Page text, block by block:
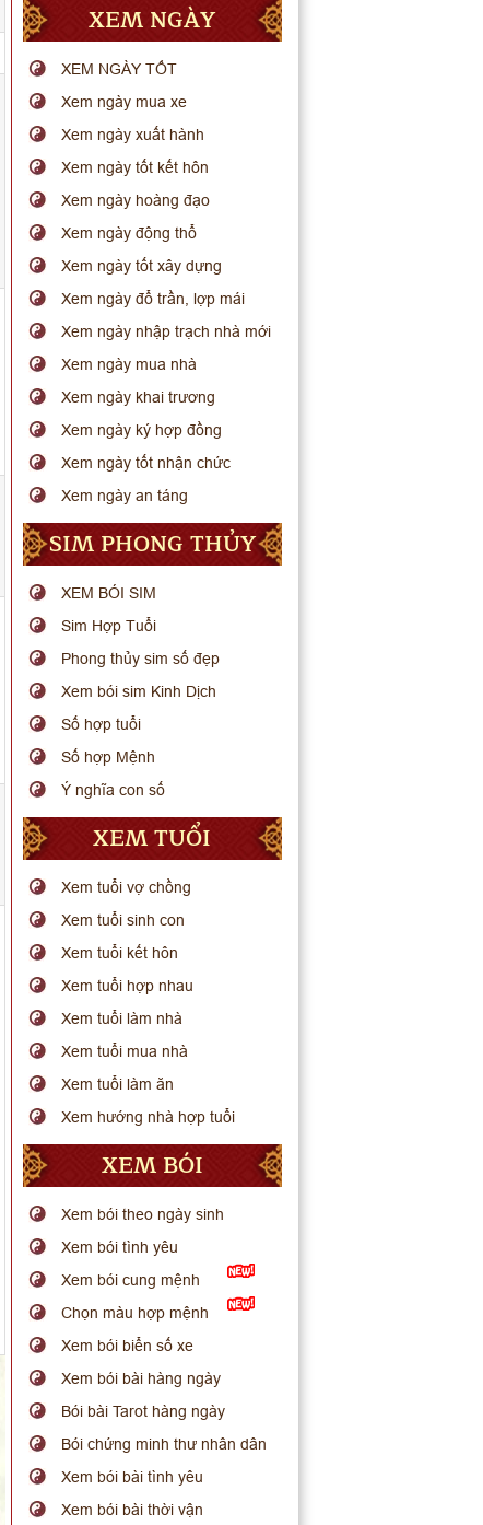
XEM NGÀY
XEM NGÀY TỐT
Xem ngày mua xe
Xem ngày xuất hành
Xem ngày tốt kết hôn
Xem ngày hoàng đạo
Xem ngày động thổ
Xem ngày tốt xây dựng
Xem ngày đổ trần, lợp mái
Xem ngày nhập trạch nhà mới
Xem ngày mua nhà
Xem ngày khai trương
Xem ngày ký hợp đồng
Xem ngày tốt nhận chức
Xem ngày an táng
SIM PHONG THỦY
XEM BÓI SIM
Sim Hợp Tuổi
Phong thủy sim số đẹp
Xem bói sim Kinh Dịch
Số hợp tuổi
Số hợp Mệnh
Ý nghĩa con số
XEM TUỔI
Xem tuổi vợ chồng
Xem tuổi sinh con
Xem tuổi kết hôn
Xem tuổi hợp nhau
Xem tuổi làm nhà
Xem tuổi mua nhà
Xem tuổi làm ăn
Xem hướng nhà hợp tuổi
XEM BÓI
Xem bói theo ngày sinh
Xem bói tình yêu
Xem bói cung mệnh
Chọn màu hợp mệnh
Xem bói biển số xe
Xem bói bài hàng ngày
Bói bài Tarot hàng ngày
Bói chứng minh thư nhân dân
Xem bói bài tình yêu
Xem bói bài thời vận